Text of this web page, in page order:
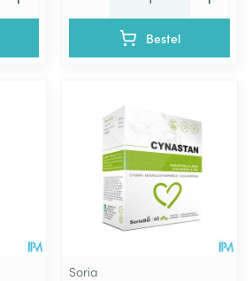
Bestel
Soria